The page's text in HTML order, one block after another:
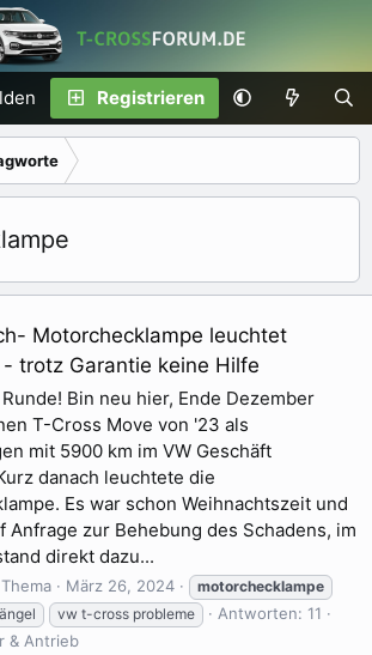
Registrieren
Motorchecklampe leuchtet
trotz Garantie keine Hilfe
Bin neu hier, Ende Dezember
T-Cross Move von '23 als
mit 5900 km im VW Geschäft
danach leuchtete die
Es war schon Weihnachtszeit und
Anfrage zur Behebung des Schadens, im
direkt dazu...
Thema März 26, 2024
motorchecklampe
vw t-cross probleme
Antworten: 11
& Antrieb